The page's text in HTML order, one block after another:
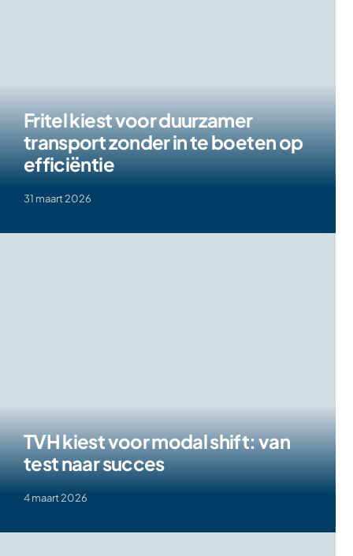
Fritel kiest voor duurzamer
transport zonder in te boeten op
efficiëntie
31 maart 2026
TVH kiest voor modal shift: van
test naar succes
4 maart 2026